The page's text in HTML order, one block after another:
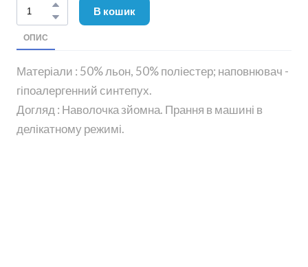
В кошик
ОПИС
Матеріали : 50% льон, 50% поліестер; наповнювач -
гіпоалергенний синтепух.
Догляд : Наволочка зйомна. Прання в машині в
делікатному режимі.